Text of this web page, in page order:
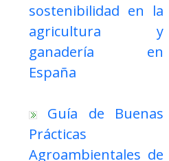
sostenibilidad en la
agricultura y
ganadería en
España
Guía de Buenas
Prácticas
Agroambientales de